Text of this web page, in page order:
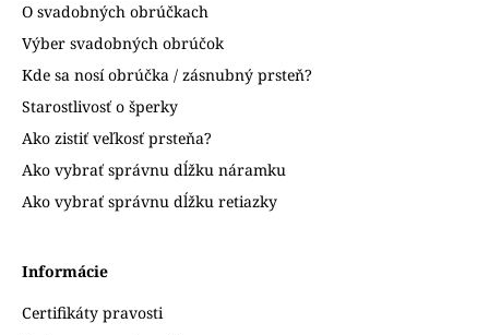
O svadobných obrúčkach
Výber svadobných obrúčok
Kde sa nosí obrúčka / zásnubný prsteň?
Starostlivosť o šperky
Ako zistiť veľkosť prsteňa?
Ako vybrať správnu dĺžku náramku
Ako vybrať správnu dĺžku retiazky
Informácie
Certifikáty pravosti